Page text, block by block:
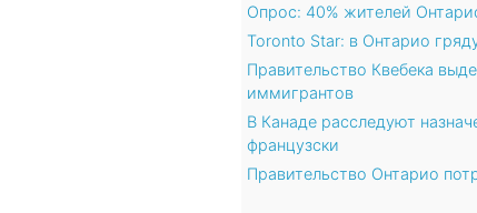
Опрос: 40% жителей
Toronto Star: в Онтарио
Правительство Квебека
иммигрантов
В Канаде расследуют
французски
Правительство Онтарио